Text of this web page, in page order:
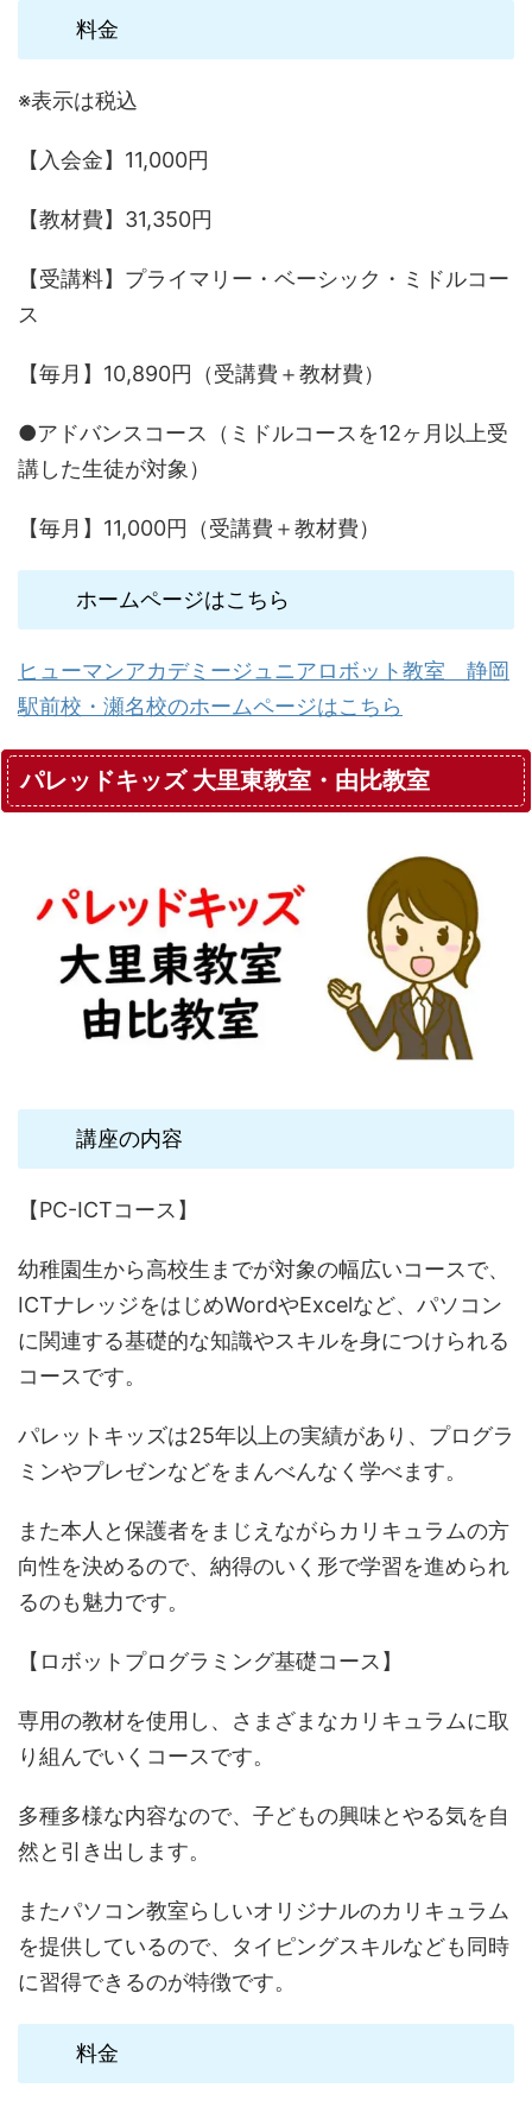
料金
※表示は税込
【入会金】11,000円
【教材費】31,350円
【受講料】プライマリー・ベーシック・ミドルコー
ス
【毎月】10,890円（受講費＋教材費）
●アドバンスコース（ミドルコースを12ヶ月以上受
講した生徒が対象）
【毎月】11,000円（受講費＋教材費）
ホームページはこちら
ヒューマンアカデミージュニアロボット教室 静岡
駅前校・瀬名校のホームページはこちら
パレッドキッズ 大里東教室・由比教室
講座の内容
【PC-ICTコース】
幼稚園生から高校生までが対象の幅広いコースで、
ICTナレッジをはじめWordやExcelなど、パソコン
に関連する基礎的な知識やスキルを身につけられる
コースです。
パレットキッズは25年以上の実績があり、プログラ
ミンやプレゼンなどをまんべんなく学べます。
また本人と保護者をまじえながらカリキュラムの方
向性を決めるので、納得のいく形で学習を進められ
るのも魅力です。
【ロボットプログラミング基礎コース】
専用の教材を使用し、さまざまなカリキュラムに取
り組んでいくコースです。
多種多様な内容なので、子どもの興味とやる気を自
然と引き出します。
またパソコン教室らしいオリジナルのカリキュラム
を提供しているので、タイピングスキルなども同時
に習得できるのが特徴です。
料金